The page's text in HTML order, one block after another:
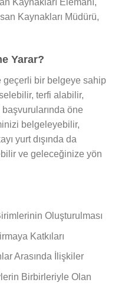
Kaynakları Elemanı,
Kaynakları Müdürü,
Yarar?
geçerli bir belgeye sahip
terfi alabilir,
öne
belgeleyebilir,
yurt dışında da
ve geleceğinize yön
Oluşturulması
Katkıları
Arasında İlişkiler
Birbirleriyle Olan